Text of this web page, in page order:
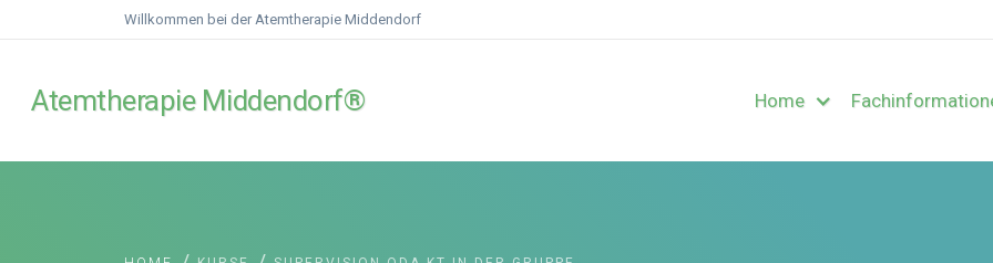
Willkommen bei der Atemtherapie Middendorf
Atemtherapie Middendorf® Home